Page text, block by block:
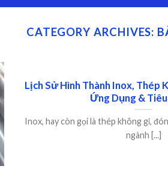
CATEGORY ARCHIVES:
Lịch Sử Hình Thành Inox, Thép
Ứng Dụng &
Inox, hay còn gọi là thép không gỉ,
ngành [...]